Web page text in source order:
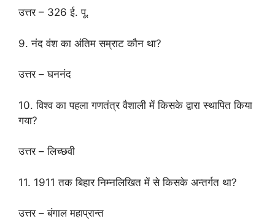
उत्तर – 326 ई. पू.
9. नंद वंश का अंतिम सम्राट कौन था?
उत्तर – घननंद
10. विश्व का पहला गणतंत्र वैशाली में किसके द्वारा स्थापित किया
गया?
उत्तर – लिच्छवी
11. 1911 तक बिहार निम्नलिखित में से किसके अन्तर्गत था?
उत्तर – बंगाल महाप्रान्त